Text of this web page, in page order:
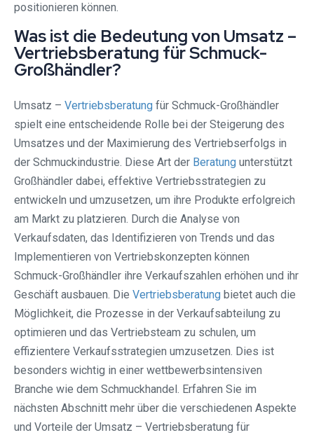
positionieren können.
Was ist die Bedeutung von Umsatz –
Vertriebsberatung für Schmuck-
Großhändler?
Umsatz – Vertriebsberatung für Schmuck-Großhändler
spielt eine entscheidende Rolle bei der Steigerung des
Umsatzes und der Maximierung des Vertriebserfolgs in
der Schmuckindustrie. Diese Art der Beratung unterstützt
Großhändler dabei, effektive Vertriebsstrategien zu
entwickeln und umzusetzen, um ihre Produkte erfolgreich
am Markt zu platzieren. Durch die Analyse von
Verkaufsdaten, das Identifizieren von Trends und das
Implementieren von Vertriebskonzepten können
Schmuck-Großhändler ihre Verkaufszahlen erhöhen und ihr
Geschäft ausbauen. Die Vertriebsberatung bietet auch die
Möglichkeit, die Prozesse in der Verkaufsabteilung zu
optimieren und das Vertriebsteam zu schulen, um
effizientere Verkaufsstrategien umzusetzen. Dies ist
besonders wichtig in einer wettbewerbsintensiven
Branche wie dem Schmuckhandel. Erfahren Sie im
nächsten Abschnitt mehr über die verschiedenen Aspekte
und Vorteile der Umsatz – Vertriebsberatung für